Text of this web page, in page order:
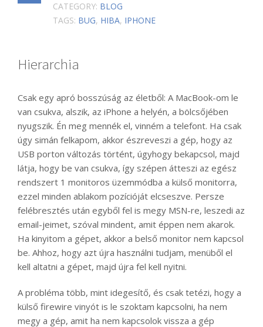
CATEGORY: BLOG
TAGS: BUG, HIBA, IPHONE
Hierarchia
Csak egy apró bosszúság az életből: A MacBook-om le
van csukva, alszik, az iPhone a helyén, a bölcsőjében
nyugszik. Én meg mennék el, vinném a telefont. Ha csak
úgy simán felkapom, akkor észreveszi a gép, hogy az
USB porton változás történt, úgyhogy bekapcsol, majd
látja, hogy be van csukva, így szépen átteszi az egész
rendszert 1 monitoros üzemmódba a külső monitorra,
ezzel minden ablakom pozícióját elcseszve. Persze
felébresztés után egyből fel is megy MSN-re, leszedi az
email-jeimet, szóval mindent, amit éppen nem akarok.
Ha kinyitom a gépet, akkor a belső monitor nem kapcsol
be. Ahhoz, hogy azt újra használni tudjam, menüből el
kell altatni a gépet, majd újra fel kell nyitni.
A probléma több, mint idegesítő, és csak tetézi, hogy a
külső firewire vinyót is le szoktam kapcsolni, ha nem
megy a gép, amit ha nem kapcsolok vissza a gép